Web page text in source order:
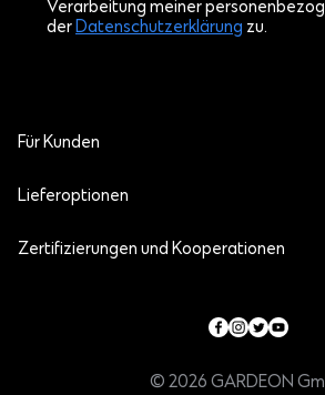
Verarbeitung meiner
der Datenschutzerklärung zu.
Für Kunden
Zertifizierungen und Kooperationen
Lieferoptionen
© 2026 GARDEON